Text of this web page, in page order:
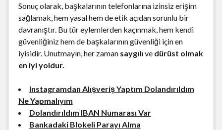
Sonuç olarak, başkalarının telefonlarına izinsiz erişim
sağlamak, hem yasal hem de etik açıdan sorunlu bir
davranıştır. Bu tür eylemlerden kaçınmak, hem kendi
güvenliğiniz hem de başkalarının güvenliği için en
iyisidir. Unutmayın, her zaman saygılı ve dürüst olmak
en iyi yoldur.
Instagramdan Alışveriş Yaptım Dolandırıldım
Ne Yapmalıyım
Dolandırıldım IBAN Numarası Var
Bankadaki Blokeli Parayı Alma